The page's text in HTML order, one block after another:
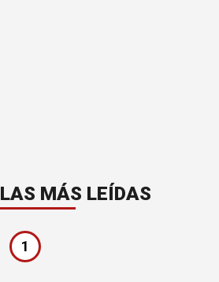
LAS MÁS LEÍDAS
1